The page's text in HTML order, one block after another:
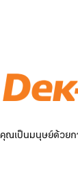
ณเป็นมนุษย์ด้วยก